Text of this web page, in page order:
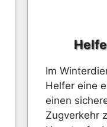
Im
Helfer eine
einen
Zugverkehr